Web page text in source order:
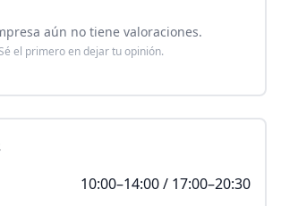
aún no tiene valoraciones.
el primero en dejar tu opinión.
10:00–14:00 / 17:00–20:30